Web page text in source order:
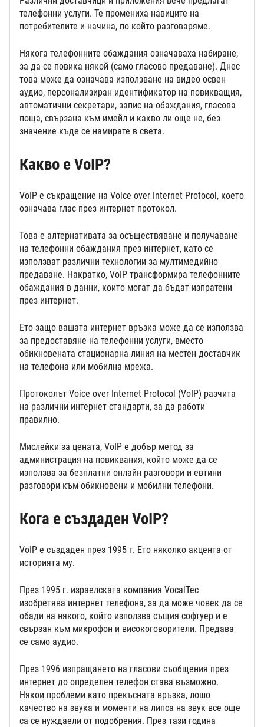
телефонни услуги. Те промениха навиците на
потребителите и начина, по който разговаряме.
Някога телефонните обаждания означаваха набиране,
за да се повика някой (само гласово предаване). Днес
това може да означава използване на видео освен
аудио, персонализиран идентификатор на повикващия,
автоматични секретари, запис на обаждания, гласова
поща, свързана към имейл и какво ли още не, без
значение къде се намирате в света.
Какво е VoIP?
VoIP е съкращение на Voice over Internet Protocol, което
означава глас през интернет протокол.
Това е алтернативата за осъществяване и получаване
на телефонни обаждания през интернет, като се
използват различни технологии за мултимедийно
предаване. Накратко, VoIP трансформира телефонните
обаждания в данни, които могат да бъдат изпратени
през интернет.
Ето защо вашата интернет връзка може да се използва
за предоставяне на телефонни услуги, вместо
обикновената стационарна линия на местен доставчик
на телефона или мобилна мрежа.
Протоколът Voice over Internet Protocol (VoIP) разчита
на различни интернет стандарти, за да работи
правилно.
Мислейки за цената, VoIP е добър метод за
администрация на повиквания, който може да се
използва за безплатни онлайн разговори и евтини
разговори към обикновени и мобилни телефони.
Кога е създаден VoIP?
VoIP е създаден през 1995 г. Ето няколко акцента от
историята му.
През 1995 г. израелската компания VocalTec
изобретява интернет телефона, за да може човек да се
обади на някого, който използва същия софтуер и е
свързан към микрофон и високоговорители. Предава
се само аудио.
През 1996 изпращането на гласови съобщения през
интернет до определен телефон става възможно.
Някои проблеми като прекъсната връзка, лошо
качество на звука и моменти на липса на звук все още
са се нуждаели от подобрения. През тази година